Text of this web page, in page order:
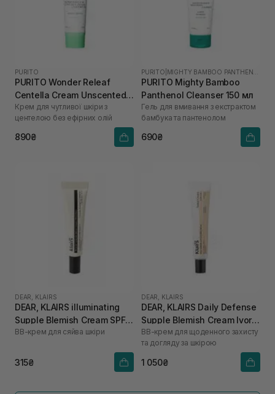
PURITO
PURITO Wonder Releaf
Centella Cream Unscented
50 мл
Крем для чутливої шкіри з
центелою без ефірних олій
890₴
PURITO
PURITO Mighty Bamboo
Panthenol Cleanser 150 мл
Гель для вмивання з екстрактом
бамбука та пантенолом
690₴
DEAR, KLAIRS
DEAR, KLAIRS illuminating
Supple Blemish Cream SPF
40 10 мл
ВВ-крем для сяйва шкіри
315₴
DEAR, KLAIRS
DEAR, KLAIRS Daily Defense
Supple Blemish Cream Ivory
Beige 40 г
BB-крем для щоденного захисту
та догляду за шкірою
1 050₴